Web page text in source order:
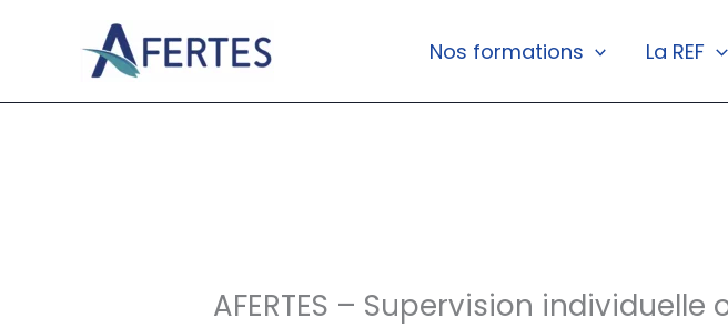
Nos formations La REF
AFERTES – Supervision